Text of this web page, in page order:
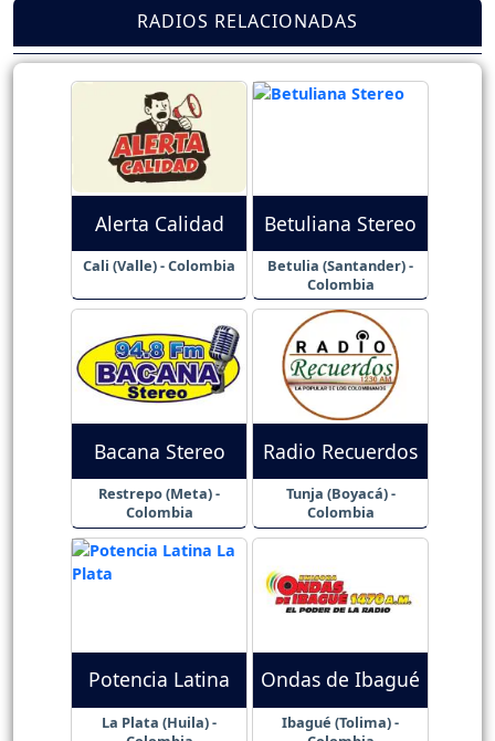
RADIOS RELACIONADAS
Alerta Calidad
Cali (Valle) - Colombia
Betuliana Stereo
Betulia (Santander) -
Colombia
Bacana Stereo
Restrepo (Meta) -
Colombia
Radio Recuerdos
Tunja (Boyacá) -
Colombia
Potencia Latina
La Plata (Huila) -
Ondas de Ibagué
Ibagué (Tolima) -